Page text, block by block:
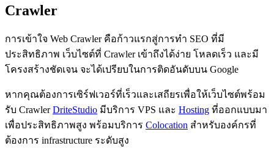
Crawler
การเข้าใจ Web Crawler คือก้าวแรกสู่การทำ SEO ที่มี
ประสิทธิภาพ เว็บไซต์ที่ Crawler เข้าถึงได้ง่าย โหลดเร็ว และมี
โครงสร้างชัดเจน จะได้เปรียบในการติดอันดับบน Google
หากคุณต้องการเซิร์ฟเวอร์ที่เร็วและเสถียรเพื่อให้เว็บไซต์พร้อม
รับ CrawlerDriteStudio มีบริการ VPS และ Hosting ที่ออกแบบมา
เพื่อประสิทธิภาพสูง พร้อมบริการ Colocation สำหรับองค์กรที่
ต้องการ infrastructure ระดับสูง